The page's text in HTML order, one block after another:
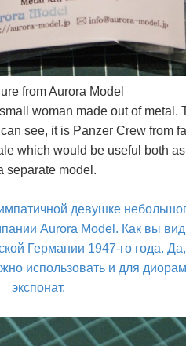
from Aurora Model
woman made out of metal.
see, it is Panzer Crew from
which would be useful both
separate model.
девушке
Aurora Model. Как вы
Германии 1947-го года.
использовать и для
экспонат.